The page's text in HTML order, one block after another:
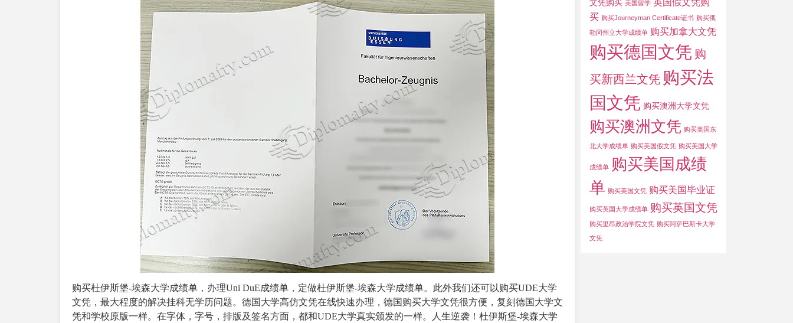
购买杜伊斯堡-埃森大学成绩单，办理Uni DuE成绩单，定做杜伊斯堡-埃森大学成绩单。此外我们还可以购买UDE大学
文凭，最大程度的解决挂科无学历问题。德国大学高仿文凭在线快速办理， 德国购买大学文凭很方便，复刻德国大学文
凭和学校原版一样。在字体，字号，排版及签名方面，都和UDE大学真实颁发的一样。人生逆袭！ 杜伊斯堡-埃森大学
文凭购买 美国留学
买 购买Journeyman Certificate证书 购买俄
勒冈州立大学成绩单 购买加拿大文凭
购买德国文凭 购
买新西兰文凭 购买法
国文凭 购买澳洲大学文凭
购买澳洲文凭 购买美国东
北大学成绩单 购买美国假文凭 购买美国大学
成绩单 购买美国成绩
单 购买美国文凭 购买美国毕业证
购买英国大学成绩单 购买英国文凭
购买里昂政治学院文凭 购买阿萨巴斯卡大学
文凭